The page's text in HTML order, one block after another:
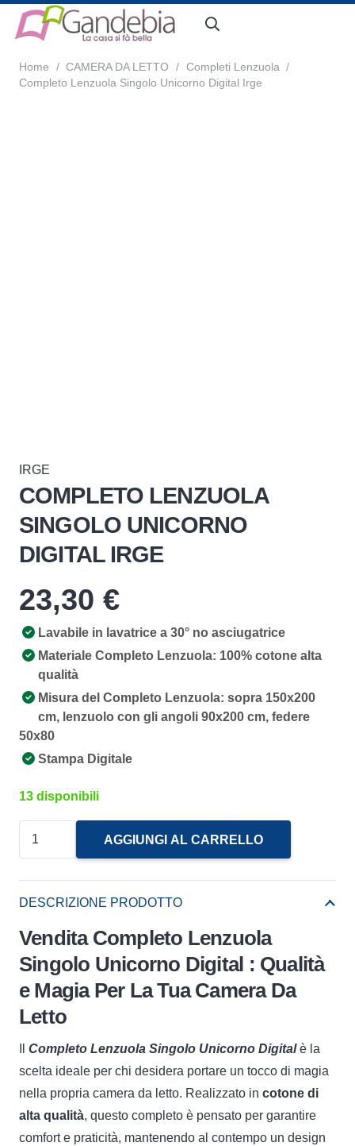
Home / CAMERA DA LETTO / Completi Lenzuola /
Completo Lenzuola Singolo Unicorno Digital Irge
IRGE
COMPLETO LENZUOLA
SINGOLO UNICORNO
DIGITAL IRGE
23,30 €
Lavabile in lavatrice a 30° no asciugatrice
Materiale Completo Lenzuola: 100% cotone alta
qualità
Misura del Completo Lenzuola: sopra 150x200
cm, lenzuolo con gli angoli 90x200 cm, federe
50x80
Stampa Digitale
13 disponibili
Unicorno
Irge
quantità
AGGIUNGI AL CARRELLO
DESCRIZIONE PRODOTTO
Vendita Completo Lenzuola
Singolo Unicorno Digital : Qualità
e Magia Per La Tua Camera Da
Letto
Completo Lenzuola Singolo Unicorno Digital è la
scelta ideale per chi desidera portare un tocco di magia
nella propria camera da letto. Realizzato in cotone di
alta qualità, questo completo è pensato per garantire
comfort e praticità, mantenendo al contempo un design